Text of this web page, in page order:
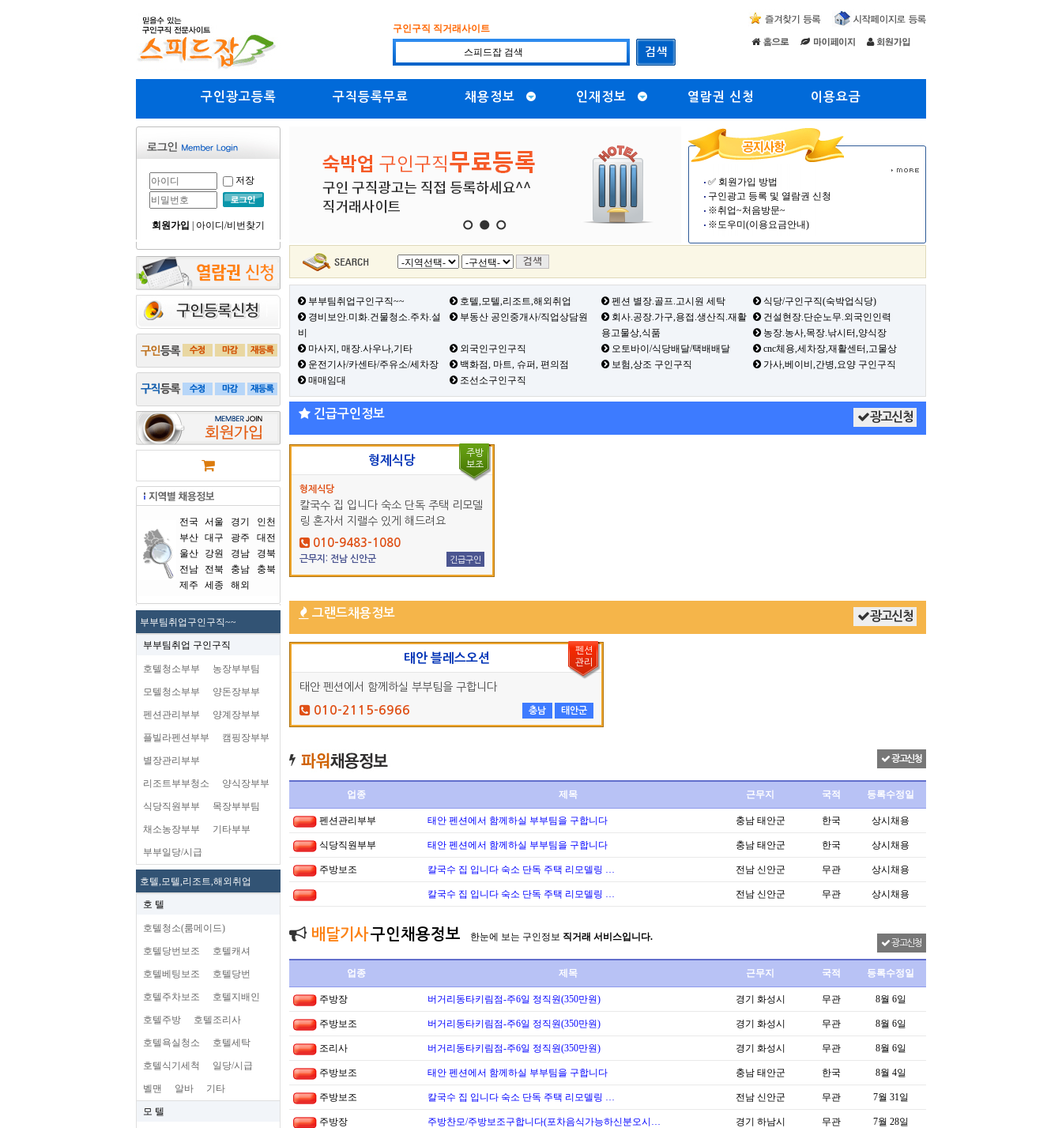
구인구직 직거래사이트
구인광고등록 구직등록무료 채용정보 인재정보 열람권 신청 이용요금
저장
회원가입 아이디/비번찾기
전국 서울 경기
인천
부산 대구 광주
대전
울산
강원 경남
경북
전남
전북 충남
충북
제주
세종 해외
부부팀취업구인구직~~
부부팀취업 구인구직
호텔청소부부 농장부부팀
모텔청소부부 양돈장부부
펜션관리부부 양계장부부
플빌라펜션부부 캠핑장부부
별장관리부부
리조트부부청소 양식장부부
식당직원부부 목장부부팀
채소농장부부 기타부부
부부일당/시급
호텔,모텔,리조트,해외취업
호 텔
호텔청소(룸메이드)
호텔당번보조 호텔캐셔
호텔베팅보조 호텔당번
호텔주차보조 호텔지배인
호텔주방 호텔조리사
호텔욕실청소 호텔세탁
호텔식기세척 일당/시급
벨맨 알바 기타
모 텔
✅ 회원가입 방법
구인광고 등록 및 열람권 신청
※취업~처음방문~
※도우미(이용요금안내)
부부팀취업구인구직~~ 호텔,모텔,리조트,해외취업 펜션 별장.골프.고시원 세탁
식당/구인구직(숙박업식당)
경비보안.미화.건물청소.주차.설
비
부동산 공인중개사/직업상담원
회사.공장.가구,용접.생산직.재활
용고물상,식품
건설현장.단순노무.외국인인력
농장.농사,목장.낚시터,양식장
마사지, 매장.사우나,기타
외국인구인구직 오토바이/식당배달/택배배달
cnc체용,세차장,재활센터,고물상
운전기사/카센타/주유소/세차장
백화점, 마트, 슈퍼, 편의점 보험,상조 구인구직
가사,베이비,간병,요양 구인구직
매매임대
조선소구인구직
긴급구인정보 광고신청
형제식당
형제식당
칼국수 집 입니다 숙소 단독 주택 리모델
링 혼자서 지랠수 있게 해드려요
010-9483-1080
근무지: 전남 신안군 긴급구인
주방
보조
그랜드채용정보 광고신청
태안 블레스오션
태안 펜션에서 함께하실 부부팀을 구합니다
010-2115-6966 충남 태안군
펜션
관리
광고신청
업종 제목 근무지 국적 등록수정일
펜션관리부부 태안 펜션에서 함께하실 부부팀을 구합니다 충남 태안군 한국 상시채용
식당직원부부 태안 펜션에서 함께하실 부부팀을 구합니다 충남 태안군 한국 상시채용
주방보조 칼국수 집 입니다 숙소 단독 주택 리모델링 … 전남 신안군 무관 상시채용
칼국수 집 입니다 숙소 단독 주택 리모델링 … 전남 신안군 무관 상시채용
배달기사구인채용정보 한눈에 보는 구인정보 직거래 서비스입니다.
광고신청
업종 제목 근무지 국적 등록수정일
주방장 버거리동타키림점-주6일 정직원(350만원) 경기 화성시 무관 8월 6일
주방보조 버거리동타키림점-주6일 정직원(350만원) 경기 화성시 무관 8월 6일
조리사 버거리동타키림점-주6일 정직원(350만원) 경기 화성시 무관 8월 6일
주방보조 태안 펜션에서 함께하실 부부팀을 구합니다 충남 태안군 한국 8월 4일
주방보조 칼국수 집 입니다 숙소 단독 주택 리모델링 … 전남 신안군 무관 7월 31일
주방장 주방찬모/주방보조구합니다(포차음식가능하신분오시… 경기 하남시 무관 7월 28일